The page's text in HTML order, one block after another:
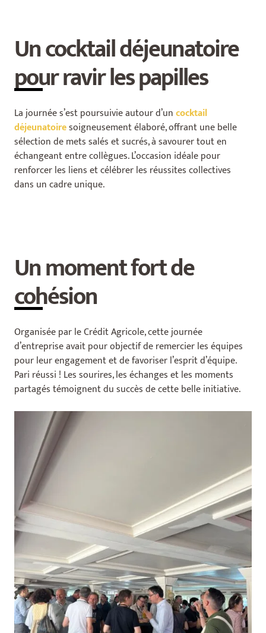
Un cocktail déjeunatoire
pour ravir les papilles
La journée s’est poursuivie autour d’uncocktail
déjeunatoiresoigneusement élaboré, offrant une belle
sélection de mets salés et sucrés, à savourer tout en
échangeant entre collègues. L’occasion idéale pour
renforcer les liens et célébrer les réussites collectives
dans un cadre unique.
Un moment fort de
cohésion
Organisée par le Crédit Agricole, cette journée
d’entreprise avait pour objectif de remercier les équipes
pour leur engagement et de favoriser l’esprit d’équipe.
Pari réussi ! Les sourires, les échanges et les moments
partagés témoignent du succès de cette belle initiative.